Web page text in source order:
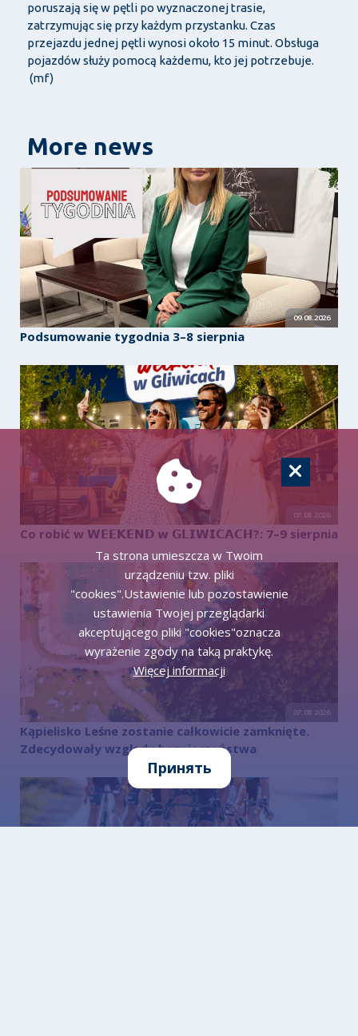
poruszają się w pętli po wyznaczonej trasie,
zatrzymując się przy każdym przystanku. Czas
przejazdu jednej pętli wynosi około 15 minut. Obsługa
pojazdów służy pomocą każdemu, kto jej potrzebuje.
(mf)
More news
09.08.2026
Podsumowanie tygodnia 3–8 sierpnia
07.08.2026
Co robić w 𝗪𝗘𝗘𝗞𝗘𝗡𝗗 𝘄 𝗚𝗟𝗜𝗪𝗜𝗖𝗔𝗖𝗛?: 7–9 sierpnia
07.08.2026
Kąpielisko Leśne zostanie całkowicie zamknięte.
Zdecydowały względy bezpieczeństwa
Ta strona umieszcza w Twoim
urządzeniu tzw. pliki
"cookies".Ustawienie lub pozostawienie
ustawienia Twojej przeglądarki
akceptującego pliki "cookies"oznacza
wyrażenie zgody na taką praktykę.
Więcej informacji
Принять